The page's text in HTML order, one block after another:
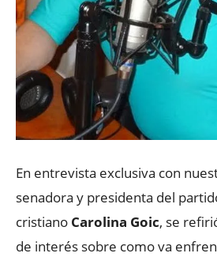
En entrevista exclusiva con
senadora y presidenta del
cristiano Carolina Goic, se
de interés sobre como va